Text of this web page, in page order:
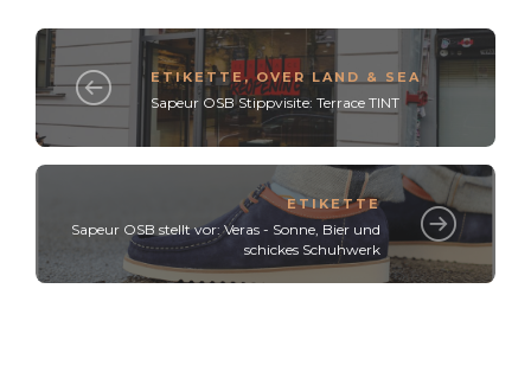
ETIKETTE,OVER LAND & SEA
Sapeur OSB Stippvisite: Terrace TINT
ETIKETTE
Sapeur OSB stellt vor: Veras - Sonne, Bier und
schickes Schuhwerk